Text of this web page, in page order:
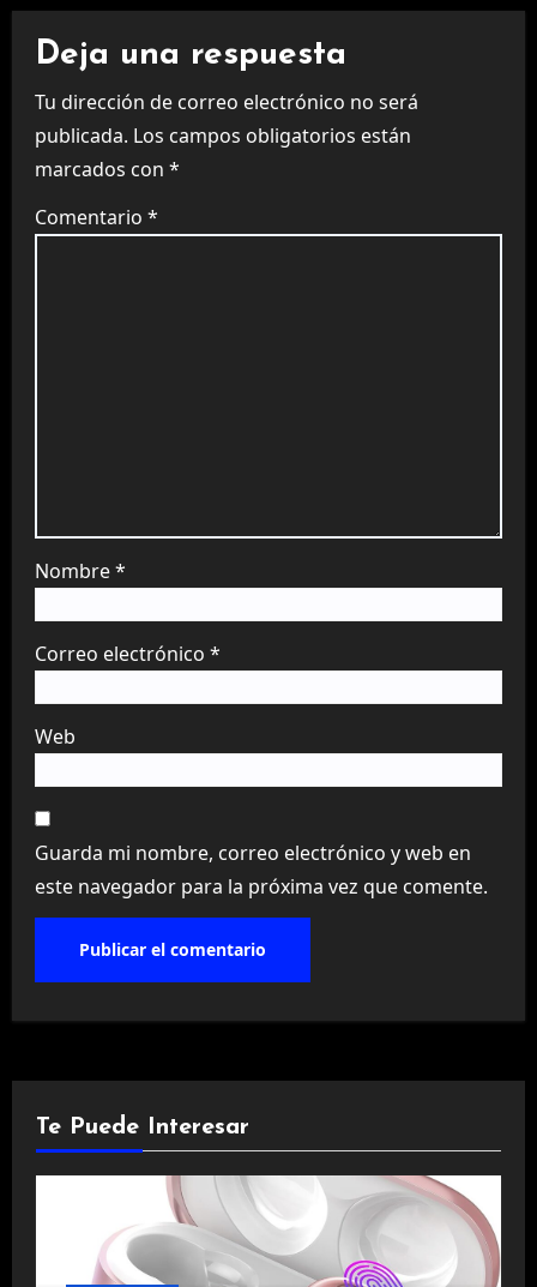
Deja una respuesta
Tu dirección de correo electrónico no será
publicada. Los campos obligatorios están
marcados con *
Comentario *
Nombre*
Correo electrónico *
Web
Guarda mi nombre, correo electrónico y web en
este navegador para la próxima vez que comente.
Te Puede Interesar